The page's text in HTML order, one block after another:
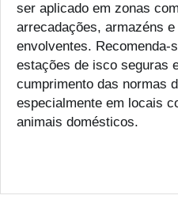
ser aplicado em zonas
arrecadações, armazéns e
envolventes. Recomenda-
estações de isco seguras
cumprimento das normas
especialmente em locais
animais domésticos.